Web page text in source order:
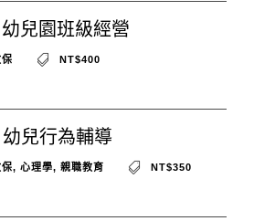
兒園班級經營
NT$400
兒行為輔導
, 心理學, 親職教育 NT$350